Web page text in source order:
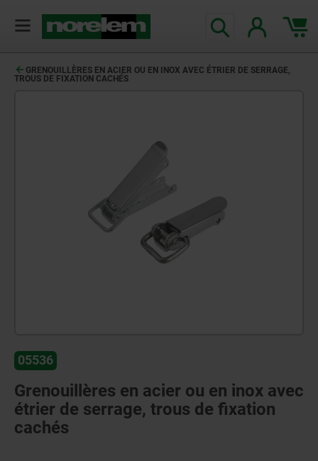
GRENOUILLÈRES EN ACIER OU EN INOX AVEC ÉTRIER DE SERRAGE,
TROUS DE FIXATION CACHÉS
05536
Grenouillères en acier ou en inox avec
étrier de serrage, trous de fixation
cachés